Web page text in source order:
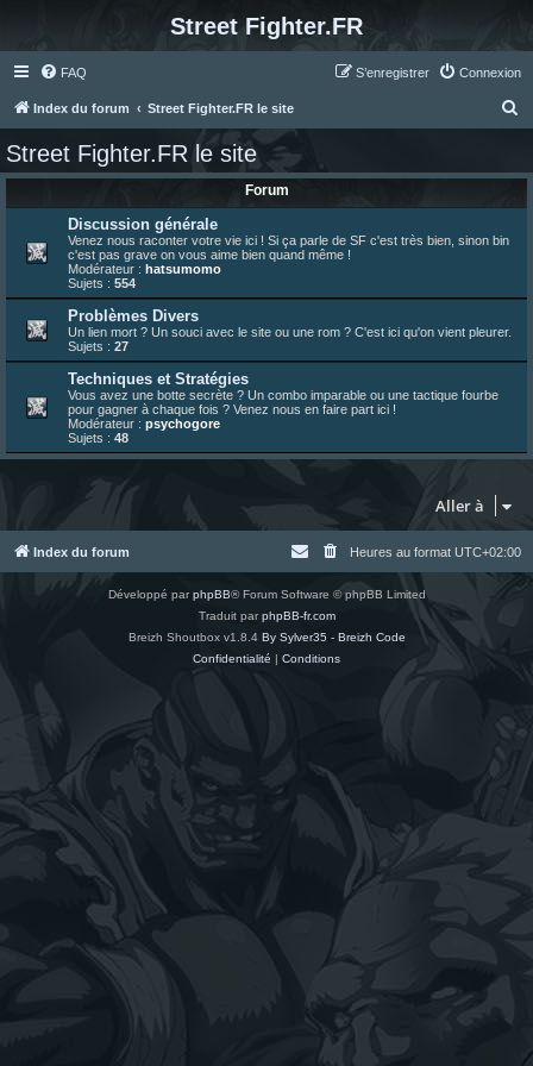
Street Fighter.FR
FAQ Connexion
S’enregistrer
Index du forum Street Fighter.FR le site
r
Street Fighter.FR le site
Forum
Discussion générale
Venez nous raconter votre vie ici ! Si ça parle de SF c'est très bien, sinon bin
c'est pas grave on vous aime bien quand même !
Modérateur : hatsumomo
Sujets : 554
Problèmes Divers
Un lien mort ? Un souci avec le site ou une rom ? C'est ici qu'on vient pleurer.
Sujets : 27
Techniques et Stratégies
Vous avez une botte secrète ? Un combo imparable ou une tactique fourbe
pour gagner à chaque fois ? Venez nous en faire part ici !
Modérateur : psychogore
Sujets : 48
Aller à
Index du forum Heures au format UTC+02:00
Développé parphpBB® Forum Software © phpBB Limited
Traduit par phpBB-fr.com
Breizh Shoutbox v1.8.4 By Sylver35 - Breizh Code
Confidentialité | Conditions